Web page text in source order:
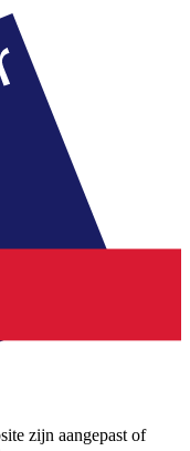
zijn aangepast of